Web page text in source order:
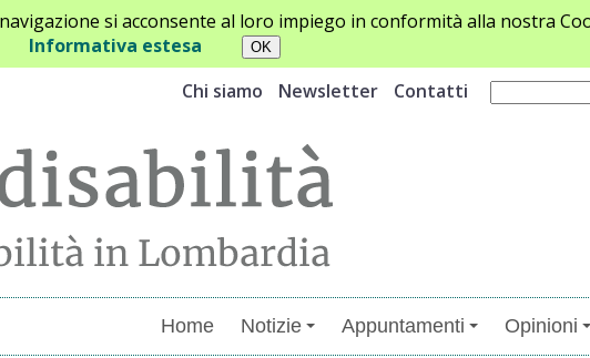
si acconsente al loro impiego in conformità alla nostra
Informativa estesa
Chi siamo
Newsletter Contatti
Home Notizie Appuntamenti Opinioni